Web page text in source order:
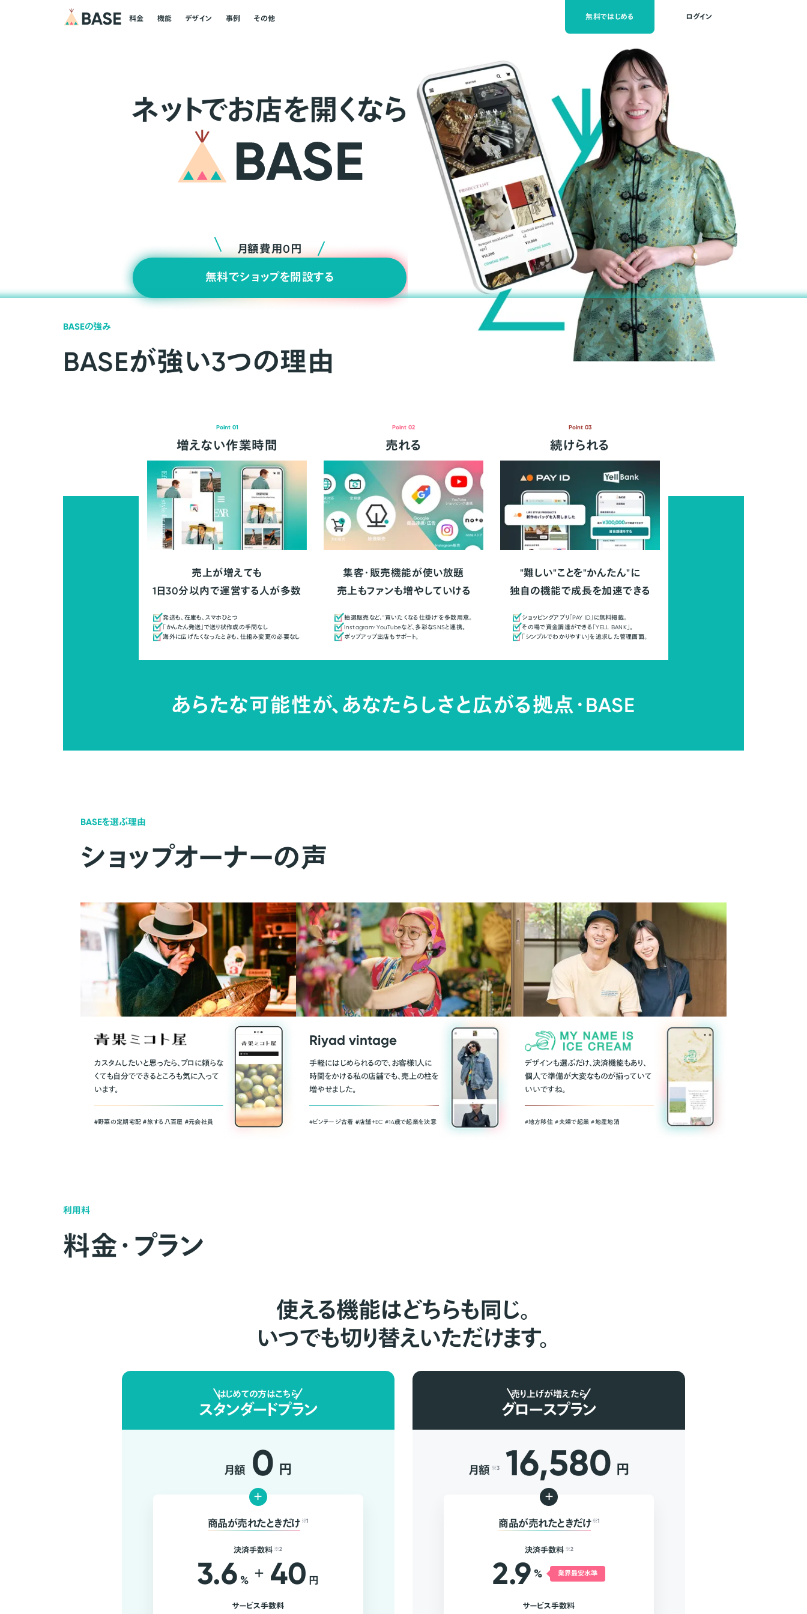
料金 機能 デザイン 事例 その他 無料ではじめる ログイン
ネッ トでお店を開くなら
月額費用0円
無料でショップを開設する
BASEの強み
BASEが強い3つの理由
Point 01
増えない作業時間
売上が増えても
1日30分以内で運営する人が多数
発送も、在庫も、スマホひとつ
「かんたん発送」で送り状作成の手間なし
海外に広げたくなったときも、仕組み変更の必要なし
Point 02
売れる
集客・販売機能が使い放題
売上もファンも増やしていける
抽選販売など、"買いたくなる仕掛け"を多数用意。
Instagram・YouTubeなど、多彩なSNSと連携。
ポップアップ出店もサポート。
Point 03
続けられる
"難しい"ことを"かんたん"に
独自の機能で成長を加速できる
ショッピングアプリ「PAY ID」に無料掲載。
その場で資金調達ができる「YELL BANK」。
「シンプルでわかりやすい」を追求した管理画面。
あらたな可能性が、あなたらしさと広がる拠点・BASE
BASEを選ぶ理由
ショップオーナーの声
カスタムしたいと思ったら、プロに頼らな
くても自分でできるところも気に入って
います。
＃野菜の定期宅配 ＃旅する八百屋 ＃元会社員
Riyad vintage
手軽にはじめられるので、お客様1人に
時間をかける私の店舗でも、売上の柱を
増やせました。
#ビンテージ古着 ＃店舗＋EC #14歳で起業を決意
デザインも選ぶだけ、決済機能もあり、
個人で準備が大変なものが揃っていて
いいですね。
#地方移住 #夫婦で起業 #地産地消
利用料
料金・プラン
使える機能はどちらも同じ。
いつでも切り替えいただけます。
はじめての方はこちら
スタンダードプラン
月額 0 円
+
商品が売れたときだけ ※1
決済手数料 ※2
3.6 % + 40 円
サービス手数料
売り上げが増えたら
グロースプラン
月額 ※3 16,580 円
+
商品が売れたときだけ ※1
決済手数料 ※2
2.9 % 業界最安水準
サービス手数料